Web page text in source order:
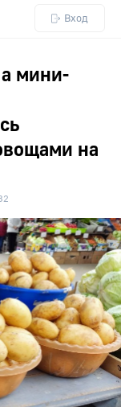
Вход
мини-
на